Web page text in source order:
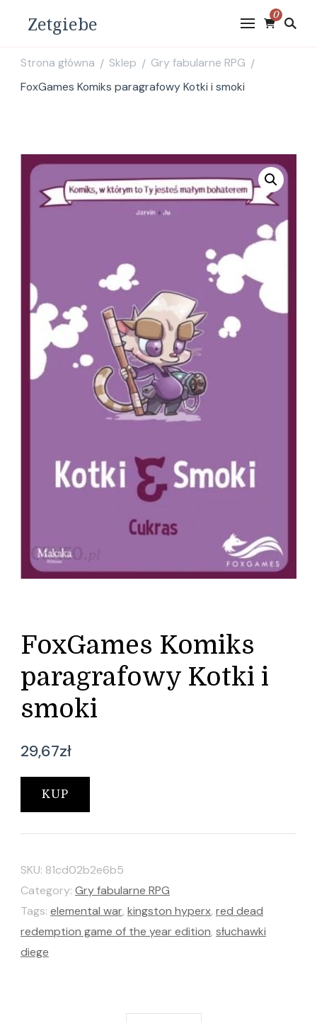
Zetgiebe 0
Strona główna / Sklep / Gry fabularne RPG /
FoxGames Komiks paragrafowy Kotki i smoki
FoxGames Komiks
paragrafowy Kotki i
smoki
29,67zł
KUP
SKU: 81cd02b2e6b5
Category: Gry fabularne RPG
Tags: elemental war, kingston hyperx, red dead
redemption game of the year edition, słuchawki
diege